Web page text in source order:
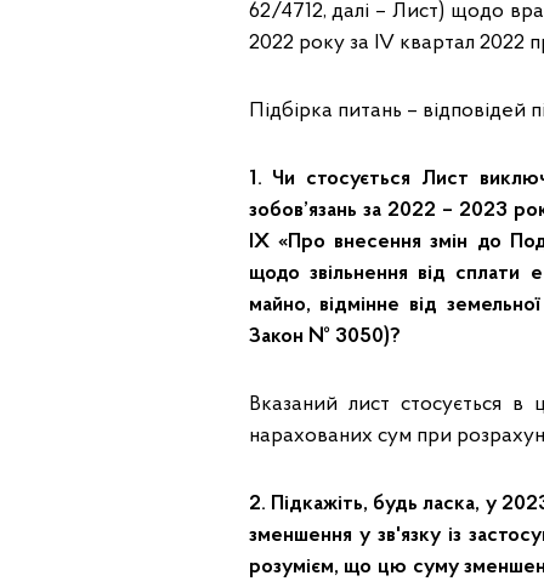
62/4712, далі – Лист) щодо
2022 року за ІV квартал 2022
Підбірка питань – відповідей
1. Чи стосується Лист
зобов’язань за 2022 – 2023
ІХ «Про внесення змін до
щодо звільнення від сплати
майно, відмінне від
Закон № 3050)?
Вказаний лист стосується в
нарахованих сум при
2. Підкажіть, будь ласка, у
зменшення у зв'язку із
розумієм, що цю суму